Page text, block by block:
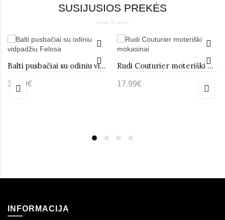
SUSIJUSIOS PREKĖS
Balti pusbačiai su odiniu vidpadžiu Felosa
30.99€
Rudi Couturier moteriški mokasinai
17.99€
INFORMACIJA